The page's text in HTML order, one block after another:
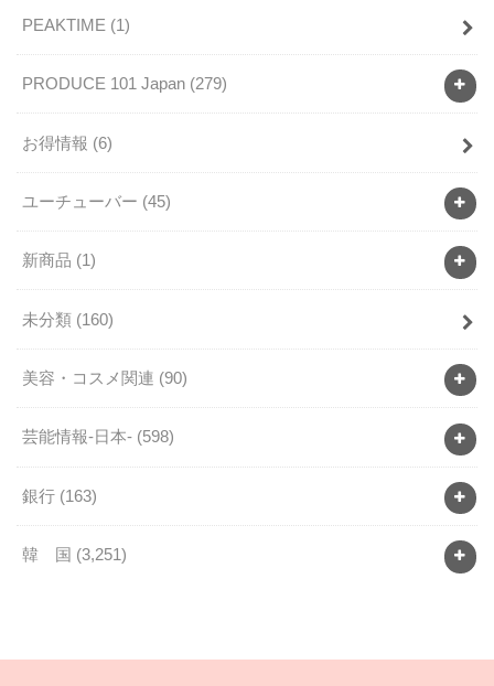
PEAKTIME (1)
PRODUCE 101 Japan (279)
お得情報 (6)
ユーチューバー (45)
新商品 (1)
未分類 (160)
美容・コスメ関連 (90)
芸能情報-日本- (598)
銀行 (163)
韓 国 (3,251)